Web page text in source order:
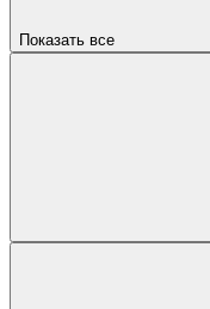
Показать все